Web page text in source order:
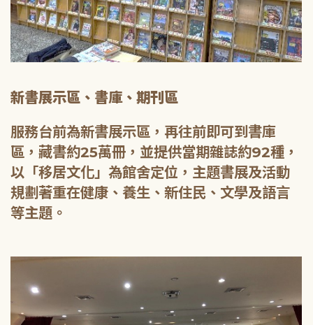
新書展示區、書庫、期刊區
服務台前為新書展示區，再往前即可到書庫
區，藏書約25萬冊，並提供當期雜誌約92種，
以「移居文化」為館舍定位，主題書展及活動
規劃著重在健康、養生、新住民、文學及語言
等主題。